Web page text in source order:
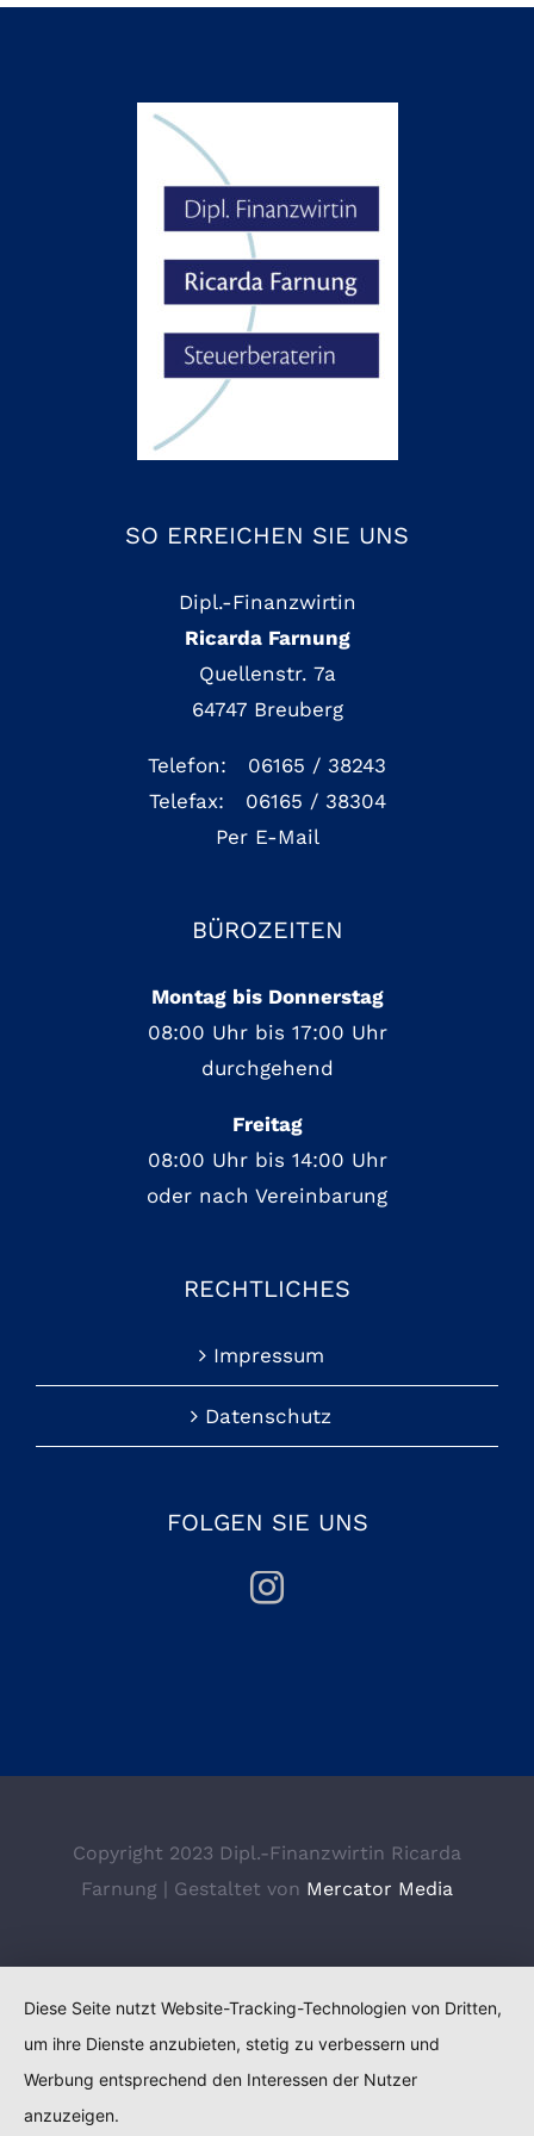
SO ERREICHEN SIE UNS
Dipl.-Finanzwirtin
Ricarda Farnung
Quellenstr. 7a
64747 Breuberg
Telefon: 06165 / 38243
Telefax: 06165 / 38304
Per E-Mail
BÜROZEITEN
Montag bis Donnerstag
08:00 Uhr bis 17:00 Uhr
durchgehend
Freitag
08:00 Uhr bis 14:00 Uhr
oder nach Vereinbarung
RECHTLICHES
Impressum
Datenschutz
FOLGEN SIE UNS
Copyright 2023 Dipl.-Finanzwirtin Ricarda
Farnung | Gestaltet von Mercator Media
Diese Seite nutzt Website-Tracking-Technologien von Dritten,
um ihre Dienste anzubieten, stetig zu verbessern und
Werbung entsprechend den Interessen der Nutzer
anzuzeigen.